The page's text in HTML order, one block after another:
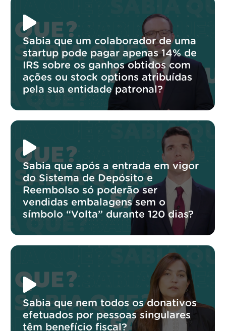
Sabia que um colaborador de uma
startup pode pagar apenas 14% de
IRS sobre os ganhos obtidos com
ações ou stock options atribuídas
pela sua entidade patronal?
Sabia que após a entrada em vigor
do Sistema de Depósito e
Reembolso só poderão ser
vendidas embalagens sem o
símbolo “Volta” durante 120 dias?
Sabia que nem todos os donativos
efetuados por pessoas singulares
têm benefício fiscal?